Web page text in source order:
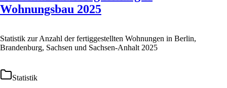
Wohnungsbau 2025
Statistik zur Anzahl der fertiggestellten Wohnungen in Berlin,
Brandenburg, Sachsen und Sachsen-Anhalt 2025
Statistik